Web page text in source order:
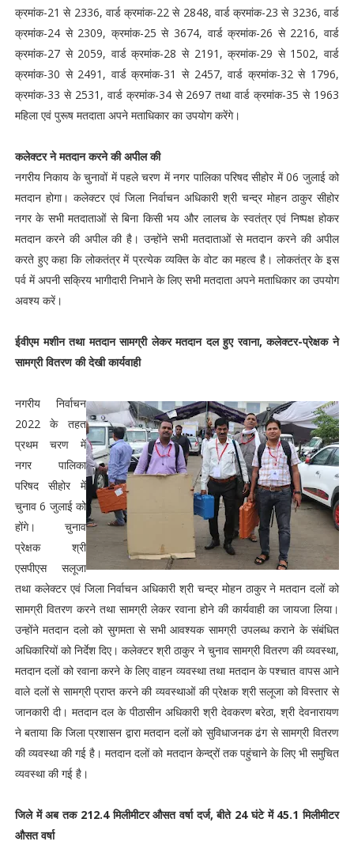
क्रमांक-21 से 2336, वार्ड क्रमांक-22 से 2848, वार्ड क्रमांक-23 से 3236, वार्ड
क्रमांक-24 से 2309, क्रमांक-25 से 3674, वार्ड क्रमांक-26 से 2216, वार्ड
क्रमांक-27 से 2059, वार्ड क्रमांक-28 से 2191, क्रमांक-29 से 1502, वार्ड
क्रमांक-30 से 2491, वार्ड क्रमांक-31 से 2457, वार्ड क्रमांक-32 से 1796,
क्रमांक-33 से 2531, वार्ड क्रमांक-34 से 2697 तथा वार्ड क्रमांक-35 से 1963
महिला एवं पुरूष मतदाता अपने मताधिकार का उपयोग करेंगे।
कलेक्टर ने मतदान करने की अपील की
नगरीय निकाय के चुनावों में पहले चरण में नगर पालिका परिषद सीहोर में 06 जुलाई को
मतदान होगा। कलेक्टर एवं जिला निर्वाचन अधिकारी श्री चन्द्र मोहन ठाकुर सीहोर
नगर के सभी मतदाताओं से बिना किसी भय और लालच के स्वतंत्र एवं निष्पक्ष होकर
मतदान करने की अपील की है। उन्होंने सभी मतदाताओं से मतदान करने की अपील
करते हुए कहा कि लोकतंत्र में प्रत्येक व्यक्ति के वोट का महत्व है। लोकतंत्र के इस
पर्व में अपनी सक्रिय भागीदारी निभाने के लिए सभी मतदाता अपने मताधिकार का उपयोग
अवश्य करें।
ईवीएम मशीन तथा मतदान सामग्री लेकर मतदान दल हुए रवाना, कलेक्टर-प्रेक्षक ने
सामग्री वितरण की देखी कार्यवाही
नगरीय निर्वाचन
2022 के तहत
प्रथम चरण में
नगर पालिका
परिषद सीहोर में
चुनाव 6 जुलाई को
होंगे। चुनाव
प्रेक्षक श्री
एसपीएस सलूजा
तथा कलेक्टर एवं जिला निर्वाचन अधिकारी श्री चन्द्र मोहन ठाकुर ने मतदान दलों को
सामग्री वितरण करने तथा सामग्री लेकर रवाना होने की कार्यवाही का जायजा लिया।
उन्होंने मतदान दलो को सुगमता से सभी आवश्यक सामग्री उपलब्ध कराने के संबंधित
अधिकारियों को निर्देश दिए। कलेक्टर श्री ठाकुर ने चुनाव सामग्री वितरण की व्यवस्था,
मतदान दलों को रवाना करने के लिए वाहन व्यवस्था तथा मतदान के पश्चात वापस आने
वाले दलों से सामग्री प्राप्त करने की व्यवस्थाओं की प्रेक्षक श्री सलूजा को विस्तार से
जानकारी दी। मतदान दल के पीठासीन अधिकारी श्री देवकरण बरेठा, श्री देवनारायण
ने बताया कि जिला प्रशासन द्वारा मतदान दलों को सुविधाजनक ढंग से सामग्री वितरण
की व्यवस्था की गई है। मतदान दलों को मतदान केन्द्रों तक पहुंचाने के लिए भी समुचित
व्यवस्था की गई है।
जिले में अब तक 212.4 मिलीमीटर औसत वर्षा दर्ज, बीते 24 घंटे में 45.1 मिलीमीटर
औसत वर्षा